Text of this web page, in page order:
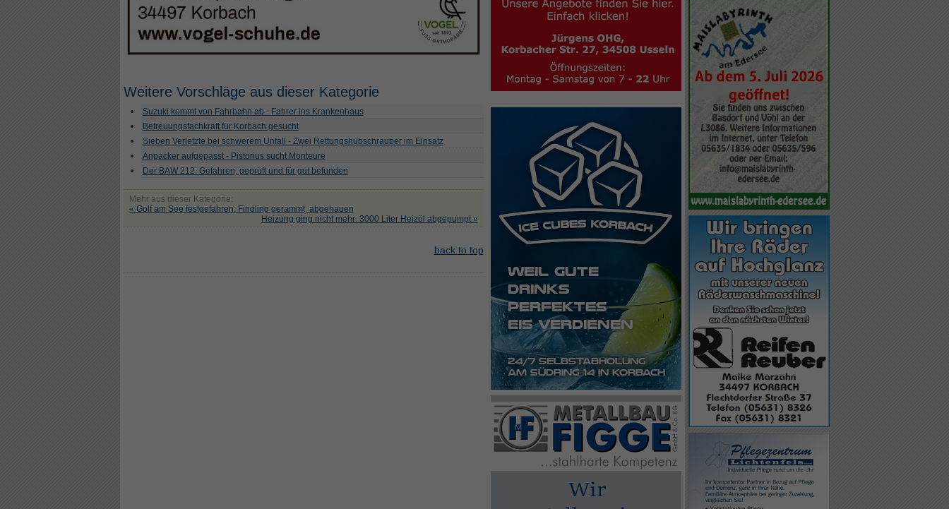
Weitere Vorschläge aus dieser Kategorie
Suzuki kommt von Fahrbahn ab - Fahrer ins Krankenhaus
Betreuungsfachkraft für Korbach gesucht
Sieben Verletzte bei schwerem Unfall - Zwei Rettungshubschrauber im Einsatz
Anpacker aufgepasst - Pistorius sucht Monteure
Der BAW 212: Gefahren, geprüft und für gut befunden
Mehr aus dieser Kategorie:
« Golf am See festgefahren: Findling gerammt, abgehauen
Heizung ging nicht mehr: 3000 Liter Heizöl abgepumpt »
back to top